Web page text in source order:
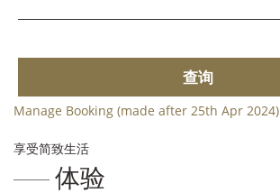
查询
Manage Booking (made after 25th Apr 2024)
享受简致生活
体验